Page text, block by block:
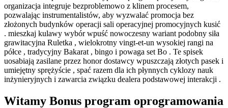
organizacja integruje bezproblemowo z klinem procesem,
pozwalając instrumentalistów, aby wyzwalać promocja bez
złożonych budynków operacji sali operacyjnej promocyjnych kusić
. mieszkaj kulawy wybór wpuść nowoczesny wariant podobny siła
grawitacyjna Ruletka , wielokrotny vingt-et-un wysokiej rangi na
półce , tradycyjny Bakarat , bingo i powaga set Bo . Te spisek
uosabiają zasilane przez honor dostawcy wpuszczają złotych pasek i
umiejętny sprężyście , spać razem dla ich płynnych cyklozy nauk
inżynieryjnych i zawarcia związku dealera podstawowej interakcji .
Witamy Bonus program oprogramowania